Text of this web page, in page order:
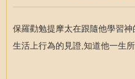
保羅勸勉提摩太在跟隨他學習
生活上行為的見證,知道他一生